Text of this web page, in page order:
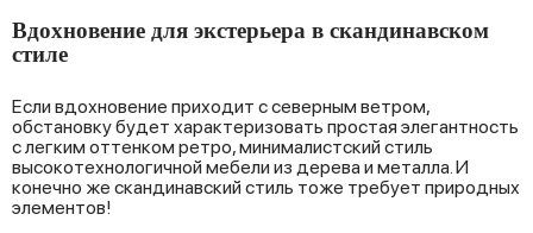
Вдохновение для экстерьера в скандинавском
стиле
Если вдохновение приходит с северным ветром,
обстановку будет характеризовать простая элегантность
с легким оттенком ретро, минималистский стиль
высокотехнологичной мебели из дерева и металла. И
конечно же скандинавский стиль тоже требует природных
элементов!